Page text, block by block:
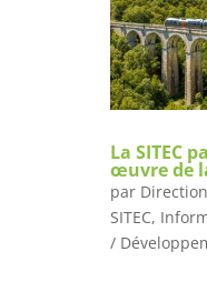
La SITEC
œuvre de
par
SITEC,
/